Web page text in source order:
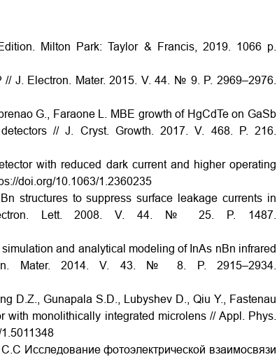
Milton Park: Taylor & Francis, 2019. 1066 p.
J. Electron. Mater. 2015. V. 44. № 9. P. 2969–2976.
G., Faraone L. MBE growth of HgCdTe on GaSb
// J. Cryst. Growth. 2017. V. 468. P. 216.
with reduced dark current and higher operating
doi.org/10.1063/1.2360235
structures to suppress surface leakage currents in
Lett. 2008. V. 44. № 25. P. 1487.
and analytical modeling of InAs nBn infrared
Mater. 2014. V. 43. № 8. P. 2915–2934.
D.Z., Gunapala S.D., Lubyshev D., Qiu Y., Fastenau
with monolithically integrated microlens // Appl. Phys
Исследование фотоэлектрической взаимосвязи